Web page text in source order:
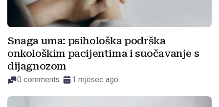
Snaga uma: psihološka podrška
onkološkim pacijentima i suočavanje s
dijagnozom
0 comments 1 mjesec ago